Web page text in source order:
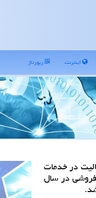
اینترنت رپورتاژ
در خدمات
فروشی در سال